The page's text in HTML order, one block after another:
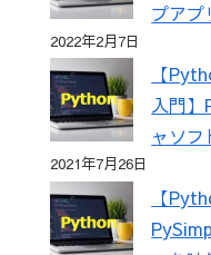
プアプ
2022年2月7日
【
入門
ャソフ
2021年7月26日
【